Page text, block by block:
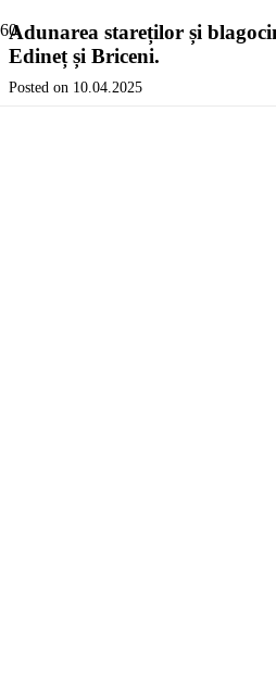
Adunarea stareților și
Edineț și Briceni.
Posted on 10.04.2025